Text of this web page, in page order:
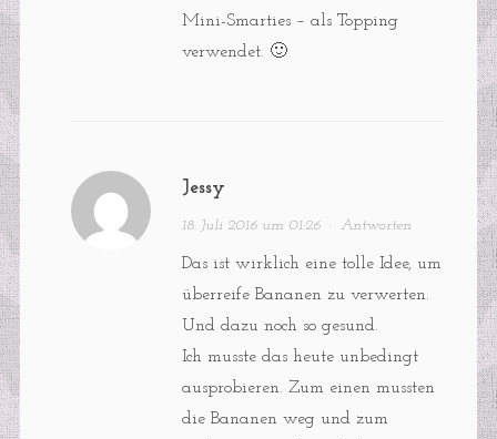
Mini-Smarties – als Topping
verwendet. 🙂
Jessy
18. Juli 2016 um 01:26· Antworten
Das ist wirklich eine tolle Idee, um
überreife Bananen zu verwerten.
Und dazu noch so gesund.
Ich musste das heute unbedingt
ausprobieren. Zum einen mussten
die Bananen weg und zum